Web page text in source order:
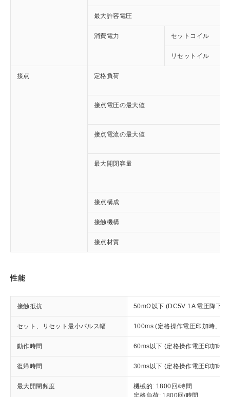
最大許容電圧
消費電力 セットコイル
リセットイル
接点 定格負荷
接点電圧の最大値
接点電流の最大値
最大開閉容量
接点構成
接触機構
接点材質
性能
接触抵抗 50mΩ以下 (DC5V 1A 電圧降下法
セット、リセット最小パルス幅 100ms (定格操作電圧印加時、接
動作時間 60ms以下 (定格操作電圧印加時
復帰時間 30ms以下 (定格操作電圧印加時
最大開閉頻度
機械的: 1800回/時間
定格負荷: 1800回/時間
ご利用条件
以下の条件をお読みいただき、同意のうえ
ご利用ください。
本サービスは、当社制御機器事業取扱
商品の当社在庫状況および標準価格
(税抜)を提供させていただくもので
対応予定：EU RoHS指令（10物質）の非含
有に対応した製品に切り替える予定のある
対応予定なし：EU RoHS指令（10物質）の
非含有に非対応の商品で、対応品を出す予
定はありません。
非含有の対応状況を調査中または確認中の
商品です。
非該当品：ライセンス料など無形物で、有
※1 中国RoHS○×表
「○」：最大均質材料含有率が中国RoHSの